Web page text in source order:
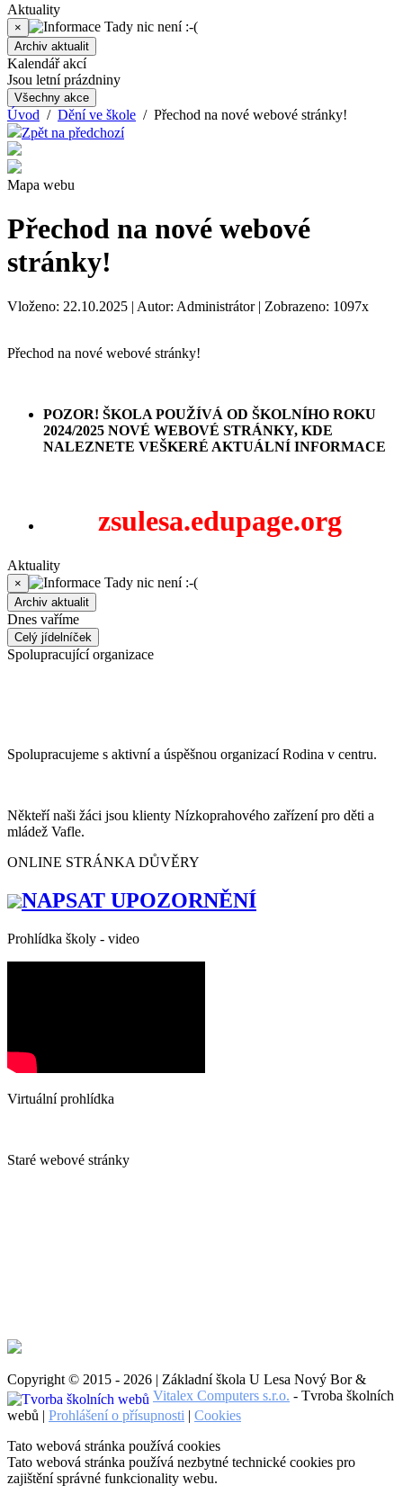
Aktuality
× Tady nic není :-(
Archiv aktualit
Kalendář akcí
Jsou letní prázdniny
Všechny akce
Úvod / Dění ve škole / Přechod na nové webové stránky!
Zpět na předchozí
Mapa webu
Přechod na nové webové
stránky!
Vloženo: 22.10.2025 | Autor: Administrátor | Zobrazeno: 1097x
Přechod na nové webové stránky!
POZOR! ŠKOLA POUŽÍVÁ OD ŠKOLNÍHO ROKU
2024/2025 NOVÉ WEBOVÉ STRÁNKY, KDE
NALEZNETE VEŠKERÉ AKTUÁLNÍ INFORMACE
zsulesa.edupage.org
Aktuality
× Tady nic není :-(
Archiv aktualit
Dnes vaříme
Celý jídelníček
Spolupracující organizace
Spolupracujeme s aktivní a úspěšnou organizací Rodina v centru.
Někteří naši žáci jsou klienty Nízkoprahového zařízení pro děti a
mládež Vafle.
ONLINE STRÁNKA DŮVĚRY
NAPSAT UPOZORNĚNÍ
Prohlídka školy - video
Virtuální prohlídka
Staré webové stránky
Copyright © 2015 - 2026 | Základní škola U Lesa Nový Bor &
Vitalex Computers s.r.o. - Tvroba školních
webů | Prohlášení o přísupnosti | Cookies
Tato webová stránka používá cookies
Tato webová stránka používá nezbytné technické cookies pro
zajištění správné funkcionality webu.